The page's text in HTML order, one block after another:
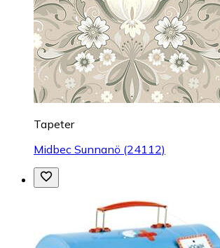
Tapeter
Midbec Sunnanö (24112)